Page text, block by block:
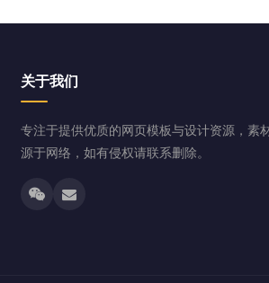
关于我们
专注于提供优质的网页模板与设计资源，素
源于网络，如有侵权请联系删除。